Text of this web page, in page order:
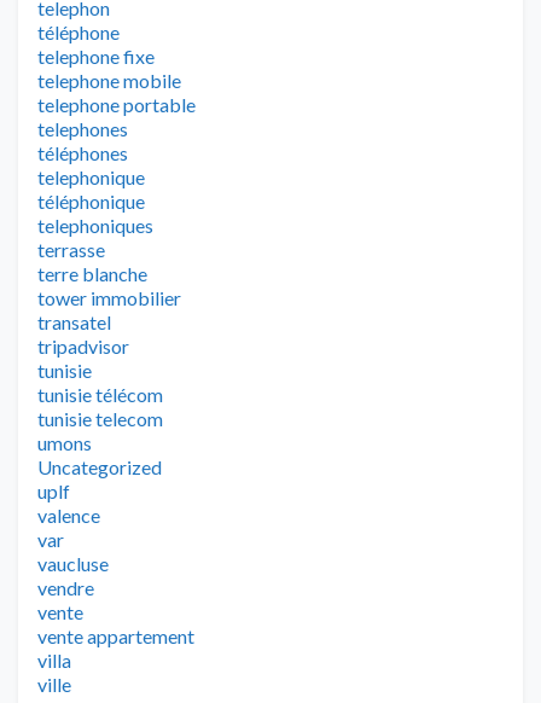
telephon
téléphone
telephone fixe
telephone mobile
telephone portable
telephones
téléphones
telephonique
téléphonique
telephoniques
terrasse
terre blanche
tower immobilier
transatel
tripadvisor
tunisie
tunisie télécom
tunisie telecom
umons
Uncategorized
uplf
valence
var
vaucluse
vendre
vente
vente appartement
villa
ville